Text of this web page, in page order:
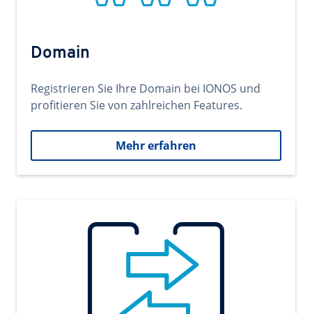
Domain
Registrieren Sie Ihre Domain bei IONOS und
profitieren Sie von zahlreichen Features.
Mehr erfahren